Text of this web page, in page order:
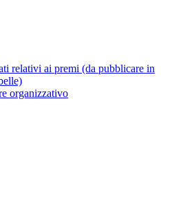
relativi ai premi (da pubblicare in
organizzativo